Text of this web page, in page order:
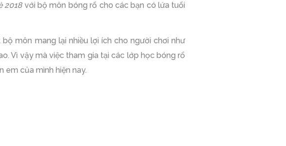
2018với bộ môn bóng rổ cho các bạn có lứa tuổi
môn mang lại nhiều lợi ích cho người chơi như
Vì vậy mà việc tham gia tại các lớp học bóng rổ
em của mình hiện nay.